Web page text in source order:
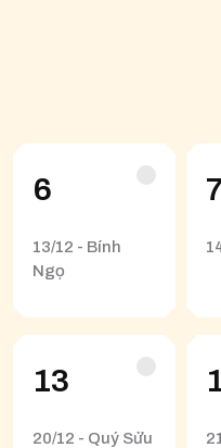
6
13/12 - Bính
Ngọ
13
20/12 - Quý Sửu